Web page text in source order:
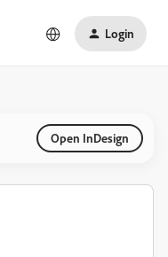
Login
Open InDesign